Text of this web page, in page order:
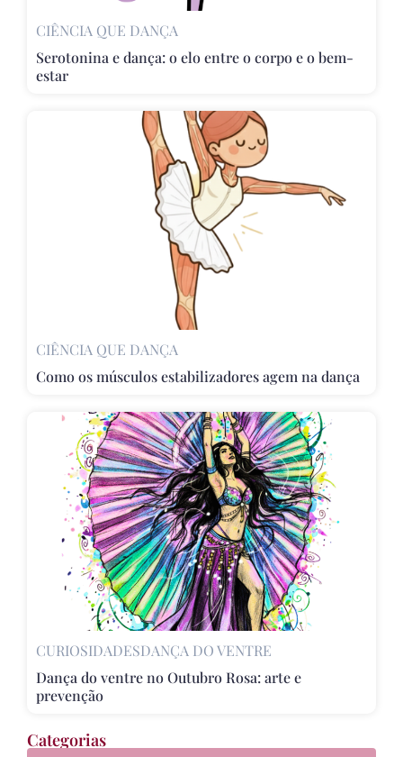
CIÊNCIA QUE DANÇA
Serotonina e dança: o elo entre o corpo e o bem-
estar
CIÊNCIA QUE DANÇA
Como os músculos estabilizadores agem na dança
CURIOSIDADESDANÇA DO VENTRE
Dança do ventre no Outubro Rosa: arte e
prevenção
Categorias